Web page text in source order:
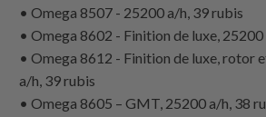
• Omega 8507 - 25200 a/h, 39 rubis
• Omega 8602 - Finition de luxe,
• Omega 8612 - Finition de luxe, rotor
a/h, 39 rubis
• Omega 8605 – GMT, 25200 a/h, 38